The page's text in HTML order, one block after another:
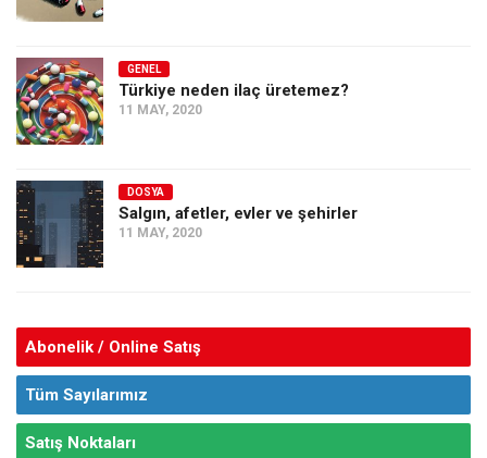
GENEL
Türkiye neden ilaç üretemez?
11 MAY, 2020
DOSYA
Salgın, afetler, evler ve şehirler
11 MAY, 2020
Abonelik / Online Satış
Tüm Sayılarımız
Satış Noktaları